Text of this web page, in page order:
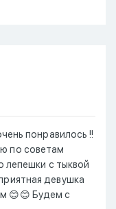
понравилось !!
по советам
лепешки с тыквой
девушка
😊😊 Будем с